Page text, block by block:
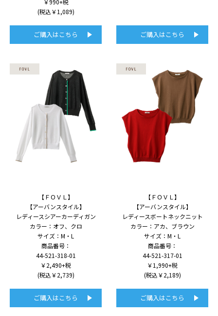
(税込￥1,089)
ご購入はこちら ご購入はこちら
【ＦＯＶＬ】
【アーバンスタイル】
レディースシアーカーディガン
カラー：オフ、クロ
サイズ：M・L
商品番号：
44-521-318-01
￥2,490+税
(税込￥2,739)
ご購入はこちら
【ＦＯＶＬ】
【アーバンスタイル】
レディースボートネックニット
カラー：アカ、ブラウン
サイズ：M・L
商品番号：
44-521-317-01
￥1,990+税
(税込￥2,189)
ご購入はこちら